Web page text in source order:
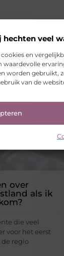
hechten veel
en
worden gebruikt,
van de
over
als ik
die veel
voor het eerst
regio